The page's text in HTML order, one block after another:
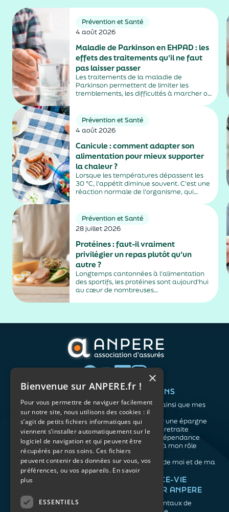
Prévention et Santé
4 août 2026
Maladie de Parkinson en EHPAD : les
effets des traitements qu'il ne faut
pas laisser passer
Les traitements de la maladie de
Parkinson permettent de limiter les
tremblements, les difficultés à marcher ou
parfois difficiles à repérer, notamment
chez les personnes âgées vivant en
EHPAD....
Prévention et Santé
4 août 2026
Canicule : comment adapter son
alimentation pour mieux supporter
la chaleur ?
Lorsque les températures dépassent les
30 °C, l'appétit diminue souvent. C'est une
réaction normale de l'organisme, qui
sauter des repas ? Quels aliments
privilégier ? Une alimentation adaptée
permet non...
Prévention et Santé
28 juillet 2026
Protéines : faut-il vraiment
privilégier un repas plutôt qu'un
autre ?
Longtemps cantonnées à l'alimentation
des sportifs, les protéines sont aujourd'hui
au cœur de nombreuses
distinguer les conseils fondés des effets de
QUI SOMMES-NOUS ?
L'association
Notre organisation
L’équipe
Les atouts du contrat
associatif
VOS BESOINS
Me protéger ainsi que mes
proches
Me constituer une épargne
Préparer ma retraite
Anticiper la dépendance
Me préparer à mon rôle
d'aidant
Prendre soin de moi et de ma
santé
NOS ARTICLES
Retraite
Prévoyance
ASSURANCE-VIE
FACILE PAR ANPERE
Les fondamentaux de
×
Bienvenue sur ANPERE.fr !
Pour vous permettre de naviguer facilement
sur notre site, nous utilisons des cookies : il
s’agit de petits fichiers informatiques qui
viennent s’installer automatiquement sur le
logiciel de navigation et qui peuvent être
récupérés par nos soins. Ces fichiers
peuvent contenir des données sur vous, vos
préférences, ou vos appareils. En savoir
plus
ESSENTIELS